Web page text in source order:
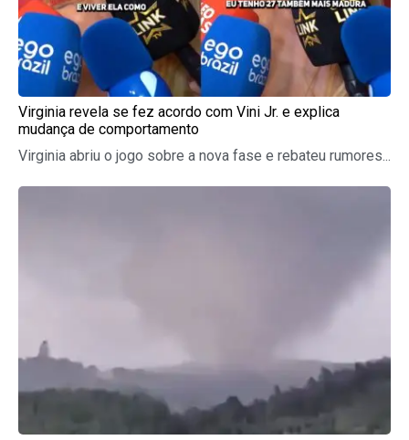
Virginia revela se fez acordo com Vini Jr. e explica
mudança de comportamento
Virginia abriu o jogo sobre a nova fase e rebateu rumores...